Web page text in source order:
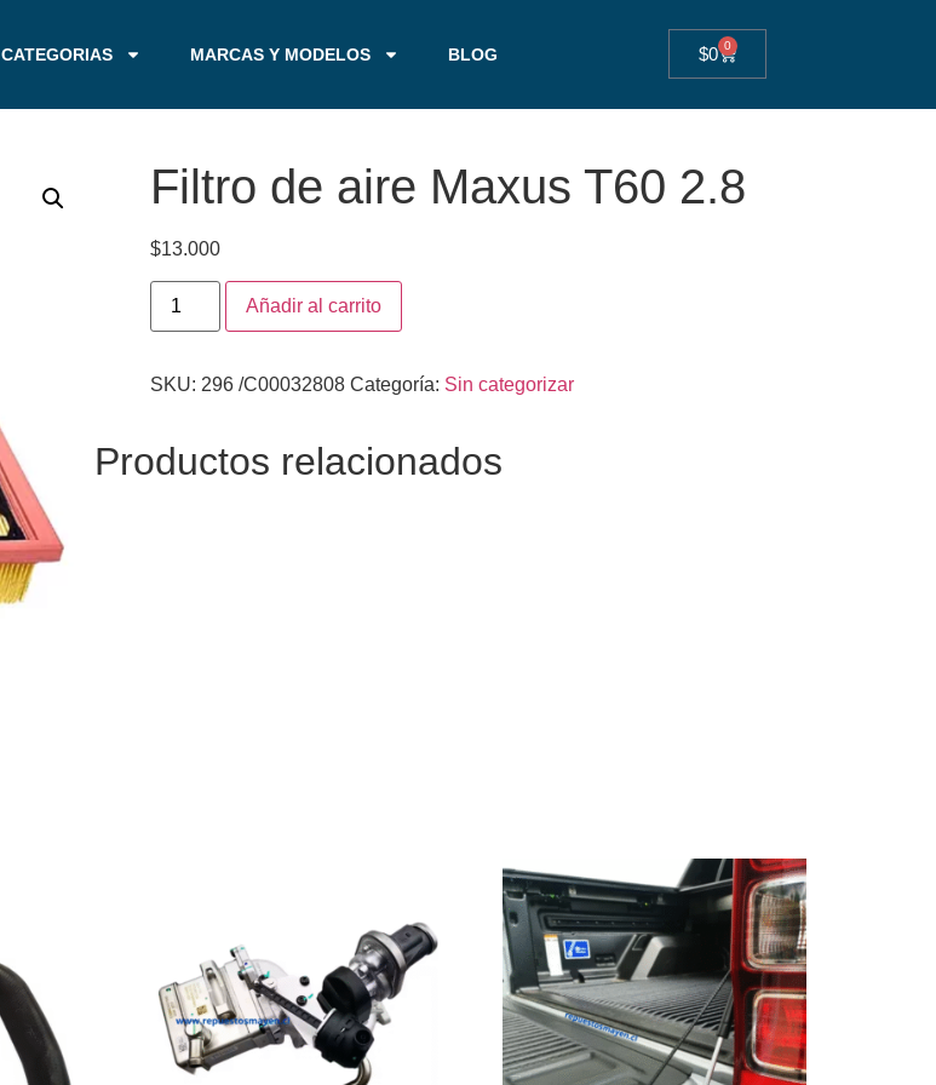
CATEGORIAS MARCAS Y MODELOS BLOG $0 0
Filtro de aire Maxus T60 2.8
$13.000
Añadir al carrito
SKU: 296 /C00032808 Categoría: Sin categorizar
Productos relacionados